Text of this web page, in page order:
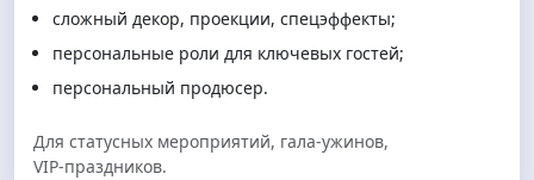
сложный декор, проекции, спецэффекты;
персональные роли для ключевых гостей;
персональный продюсер.
Для статусных мероприятий, гала‑ужинов,
VIP‑праздников.